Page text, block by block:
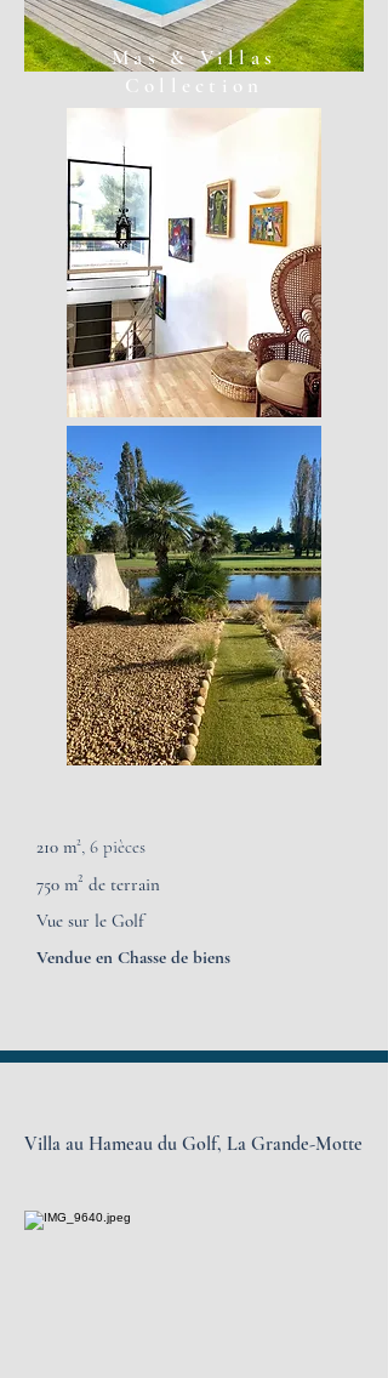
Mas & Villas
Collection
210 m², 6 pièces
750 m² de terrain
Vue sur le Golf
Vendue en Chasse de biens
Villa au Hameau du Golf, La Grande-Motte